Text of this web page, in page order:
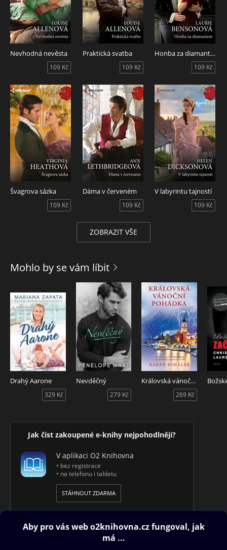
Nevhodná nevěsta
109 Kč
Praktická svatba
109 Kč
Honba za diamantem
109 Kč
Švagrova sázka
109 Kč
Dáma v červeném
109 Kč
V labyrintu tajností
109 Kč
ZOBRAZIT VŠE
Mohlo by se vám líbit
Drahý Aarone
329 Kč
Nevděčný
279 Kč
Královská vánoční pohádka
269 Kč
Jak číst zakoupené e-knihy nejpohodlněji?
V aplikaci O2 Knihovna
• bez registrace
• na telefonu i tabletu
STÁHNOUT ZDARMA